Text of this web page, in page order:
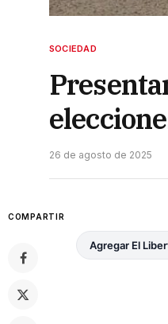
SOCIEDAD
26 de agosto de 2025
COMPARTIR
Agregar El